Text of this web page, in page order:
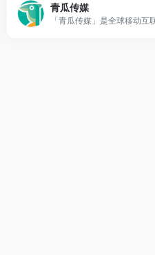
青瓜传媒